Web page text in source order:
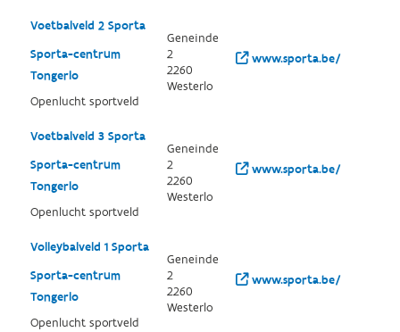
Voetbalveld 2 Sporta
Sporta-centrum
Tongerlo
Openlucht sportveld
Geneinde
2
2260
Westerlo
www.sporta.be/
Voetbalveld 3 Sporta
Sporta-centrum
Tongerlo
Openlucht sportveld
Geneinde
2
2260
Westerlo
www.sporta.be/
Volleybalveld 1 Sporta
Sporta-centrum
Tongerlo
Openlucht sportveld
Geneinde
2
2260
Westerlo
www.sporta.be/